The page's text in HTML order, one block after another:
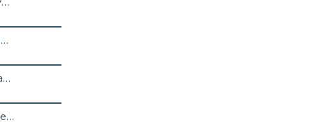
Décret de renouvellement de l'aide aux employeurs d'apprentis
Développer la pair-aidance en santé mentale : guide pour les employeurs
DOETH 2026 : lancement de la campagne pour les employeurs publics